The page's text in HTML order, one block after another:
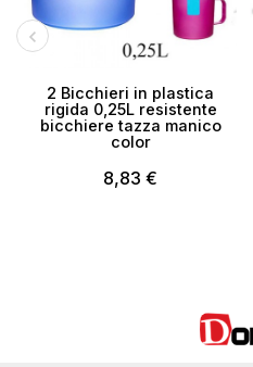
2 Bicchieri in plastica
rigida 0,25L resistente
bicchiere tazza manico
color
8,83 €